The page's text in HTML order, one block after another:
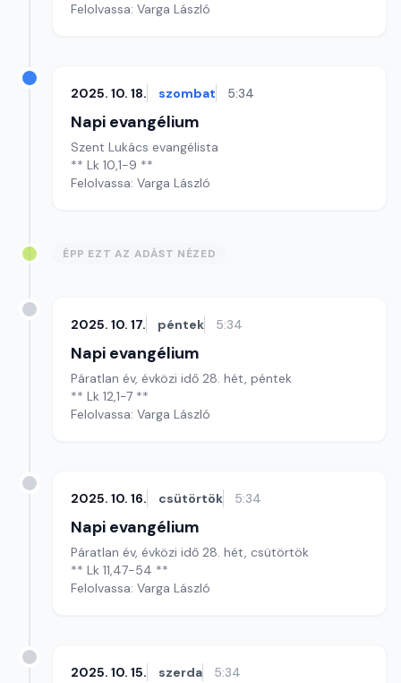
Felolvassa: Varga László
2025. 10. 18. szombat 5:34
Napi evangélium
Szent Lukács evangélista
** Lk 10,1-9 **
Felolvassa: Varga László
ÉPP EZT AZ ADÁST NÉZED
2025. 10. 17. péntek 5:34
Napi evangélium
Páratlan év, évközi idő 28. hét, péntek
** Lk 12,1-7 **
Felolvassa: Varga László
2025. 10. 16. csütörtök 5:34
Napi evangélium
Páratlan év, évközi idő 28. hét, csütörtök
** Lk 11,47-54 **
Felolvassa: Varga László
2025. 10. 15. szerda 5:34